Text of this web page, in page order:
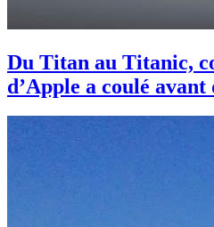
Du Titan au Titanic,
d’Apple a coulé